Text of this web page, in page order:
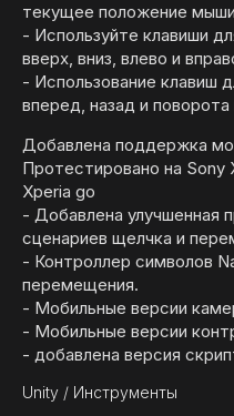
текущее положение
- Используйте клавиши
вверх, вниз, влево и
- Использование клавиш
вперед, назад и поворота
Добавлена поддержка
Протестировано на Sony
Xperia go
- Добавлена улучшенная
сценариев щелчка и
- Контроллер символов
перемещения.
- Мобильные версии
- Мобильные версии
- добавлена версия
Unity / Инструменты